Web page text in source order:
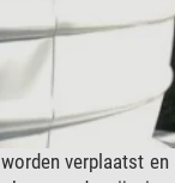
verplaatst